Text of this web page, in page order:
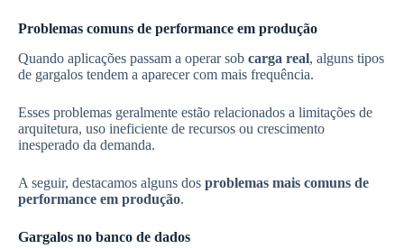
Problemas comuns de performance em produção
Quando aplicações passam a operar sob carga real, alguns tipos
de gargalos tendem a aparecer com mais frequência.
Esses problemas geralmente estão relacionados a limitações de
arquitetura, uso ineficiente de recursos ou crescimento
inesperado da demanda.
A seguir, destacamos alguns dos problemas mais comuns de
performance em produção.
Gargalos no banco de dados